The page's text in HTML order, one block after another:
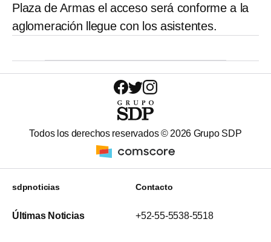
Plaza de Armas el acceso será conforme a la
aglomeración llegue con los asistentes.
Todos los derechos reservados © 2026 Grupo SDP
sdpnoticias
Últimas Noticias
Contacto
+52-55-5538-5518